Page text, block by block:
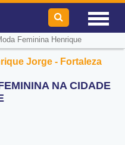
Feminina Henrique
Jorge - Fortaleza
NA CIDADE